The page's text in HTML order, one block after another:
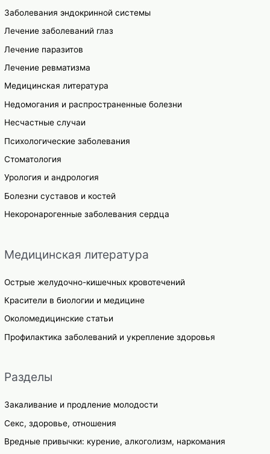
Заболевания эндокринной системы
Лечение заболеваний глаз
Лечение паразитов
Лечение ревматизма
Медицинская литература
Недомогания и распространенные болезни
Несчастные случаи
Психологические заболевания
Стоматология
Урология и андрология
Болезни суставов и костей
Некоронарогенные заболевания сердца
Медицинская литература
Острые желудочно-кишечных кровотечений
Красители в биологии и медицине
Околомедицинские статьи
Профилактика заболеваний и укрепление здоровья
Разделы
Закаливание и продление молодости
Секс, здоровье, отношения
Вредные привычки: курение, алкоголизм, наркомания